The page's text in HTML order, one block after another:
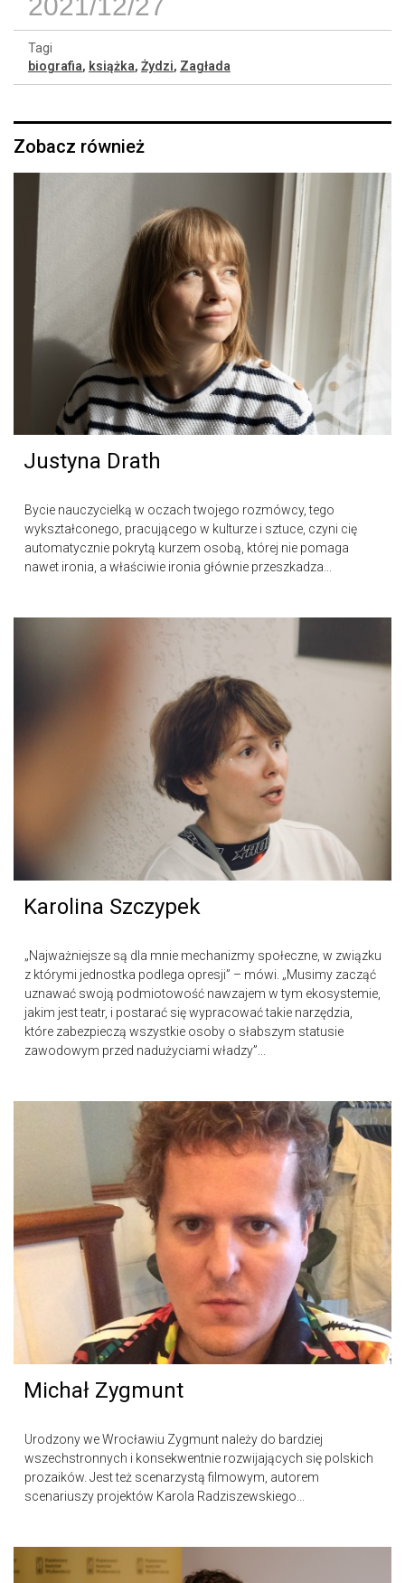
Tagi
biografia, książka, Żydzi, Zagłada
Zobacz również
Justyna Drath
Bycie nauczycielką w oczach twojego rozmówcy, tego
wykształconego, pracującego w kulturze i sztuce, czyni cię
automatycznie pokrytą kurzem osobą, której nie pomaga
nawet ironia, a właściwie ironia głównie przeszkadza...
Karolina Szczypek
„Najważniejsze są dla mnie mechanizmy społeczne, w związku
z którymi jednostka podlega opresji” – mówi. „Musimy zacząć
uznawać swoją podmiotowość nawzajem w tym ekosystemie,
jakim jest teatr, i postarać się wypracować takie narzędzia,
które zabezpieczą wszystkie osoby o słabszym statusie
zawodowym przed nadużyciami władzy”...
Michał Zygmunt
Urodzony we Wrocławiu Zygmunt należy do bardziej
wszechstronnych i konsekwentnie rozwijających się polskich
prozaików. Jest też scenarzystą filmowym, autorem
scenariuszy projektów Karola Radziszewskiego...